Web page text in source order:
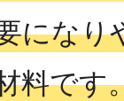
になり
料です